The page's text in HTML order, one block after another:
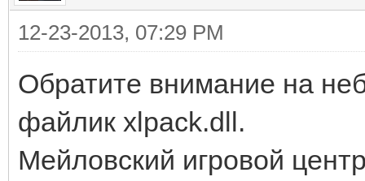
12-23-2013, 07:29 PM
Обратите внимание на
файлик xlpack.dll.
Мейловский игровой